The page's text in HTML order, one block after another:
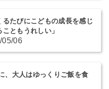
るたびにこどもの成長を感じ
こともうれしい」
05/06
、大人はゆっくりご飯を食